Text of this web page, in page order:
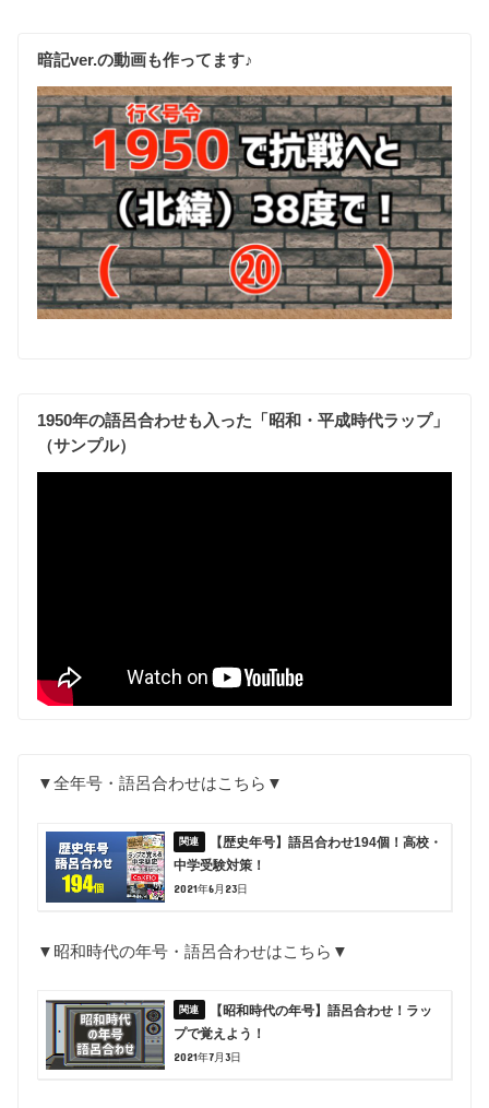
暗記ver.の動画も作ってます♪
1950年の語呂合わせも入った「昭和・平成時代ラップ」
（サンプル）
▼全年号・語呂合わせはこちら▼
【歴史年号】語呂合わせ194個！高校・
中学受験対策！
2021年6月23日
▼昭和時代の年号・語呂合わせはこちら▼
【昭和時代の年号】語呂合わせ！ラッ
プで覚えよう！
2021年7月3日